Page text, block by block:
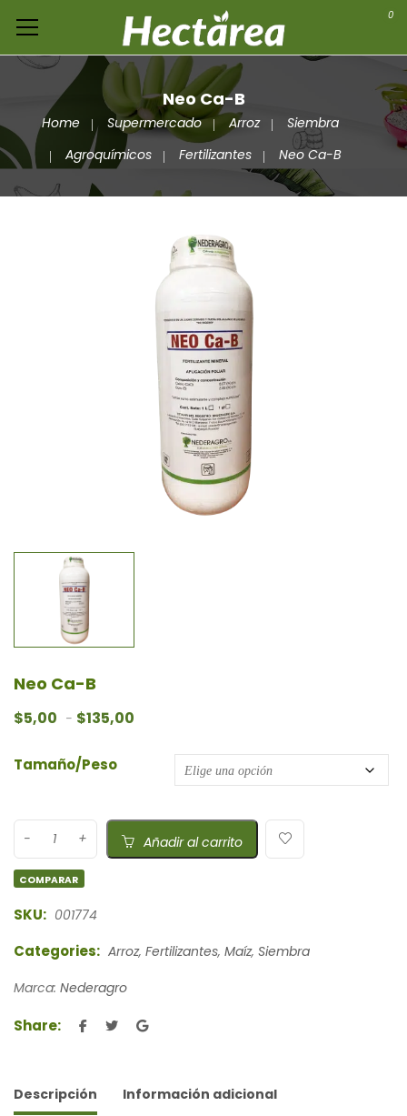
0
Neo Ca-B
Home Supermercado Arroz
Siembra
Agroquímicos
Fertilizantes Neo Ca-B
Neo Ca-B
$5,00 - $135,00
Tamaño/Peso
Añadir al carrito
COMPARAR
SKU: 001774
Categories: Arroz, Fertilizantes, Maíz, Siembra
Marca: Nederagro
Share:
Descripción
Información adicional